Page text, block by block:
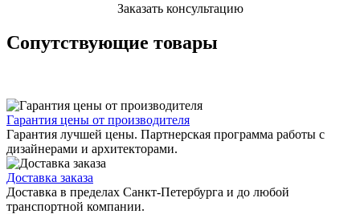
Заказать консультацию
Сопутствующие товары
Гарантия цены от производителя
Гарантия лучшей цены. Партнерская программа работы с
дизайнерами и архитекторами.
Доставка заказа
Доставка в пределах Санкт-Петербурга и до любой
транспортной компании.